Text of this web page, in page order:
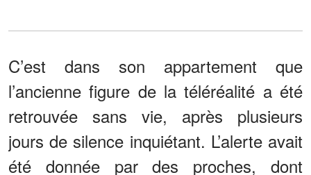
C’est dans son appartement que
l’ancienne figure de la téléréalité a été
retrouvée sans vie, après plusieurs
jours de silence inquiétant. L’alerte avait
été donnée par des proches, dont